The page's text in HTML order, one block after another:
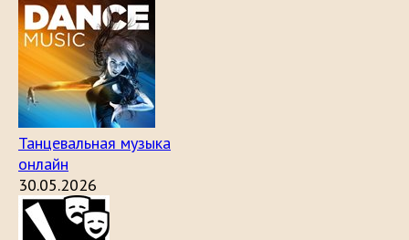
Танцевальная музыка
онлайн
30.05.2026